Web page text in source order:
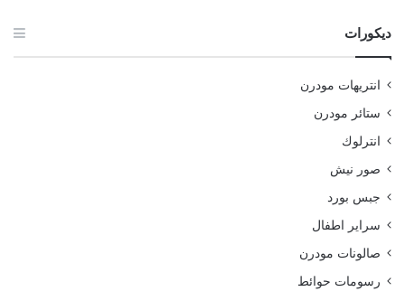
ديكورات
انتريهات مودرن
ستائر مودرن
انترلوك
صور نيش
جبس بورد
سراير اطفال
صالونات مودرن
رسومات حوائط